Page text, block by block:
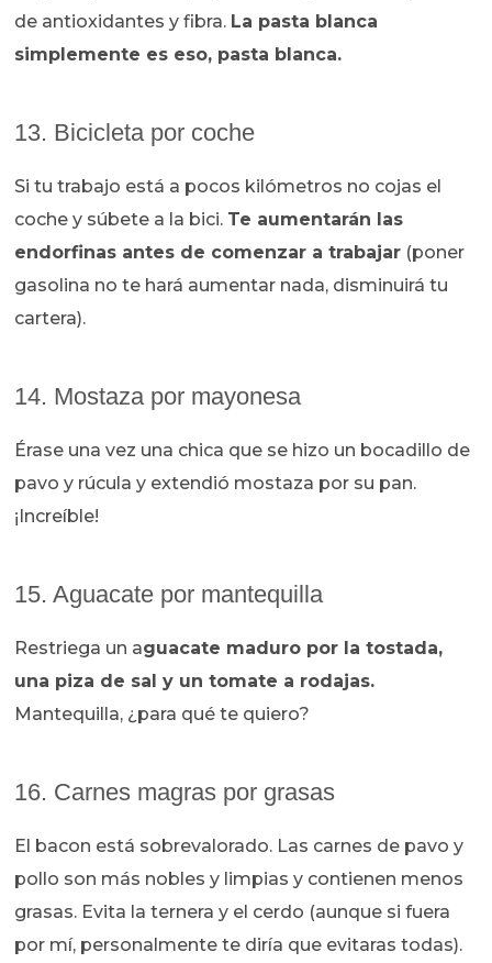
de antioxidantes y fibra. La pasta blanca
simplemente es eso, pasta blanca.
13. Bicicleta por coche
Si tu trabajo está a pocos kilómetros no cojas el
coche y súbete a la bici. Te aumentarán las
endorfinas antes de comenzar a trabajar (poner
gasolina no te hará aumentar nada, disminuirá tu
cartera).
14. Mostaza por mayonesa
Érase una vez una chica que se hizo un bocadillo de
pavo y rúcula y extendió mostaza por su pan.
¡Increíble!
15. Aguacate por mantequilla
Restriega un aguacate maduro por la tostada,
una piza de sal y un tomate a rodajas.
Mantequilla, ¿para qué te quiero?
16. Carnes magras por grasas
El bacon está sobrevalorado. Las carnes de pavo y
pollo son más nobles y limpias y contienen menos
grasas. Evita la ternera y el cerdo (aunque si fuera
por mí, personalmente te diría que evitaras todas).